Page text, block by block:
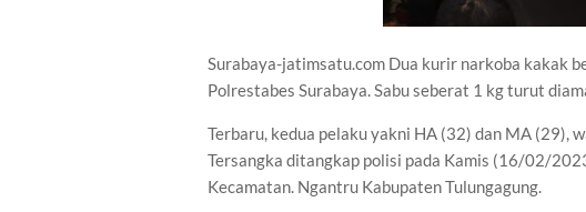
Surabaya-jatimsatu.com Dua kurir narkoba kakak
Polrestabes Surabaya. Sabu seberat 1 kg turut
Terbaru, kedua pelaku yakni HA (32) dan MA (29),
Tersangka ditangkap polisi pada Kamis (16/02/
Kecamatan. Ngantru Kabupaten Tulungagung.